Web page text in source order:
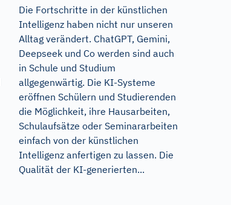
Die Fortschritte in der künstlichen
Intelligenz haben nicht nur unseren
Alltag verändert. ChatGPT, Gemini,
Deepseek und Co werden sind auch
in Schule und Studium
allgegenwärtig. Die KI-Systeme
eröffnen Schülern und Studierenden
die Möglichkeit, ihre Hausarbeiten,
Schulaufsätze oder Seminararbeiten
einfach von der künstlichen
Intelligenz anfertigen zu lassen. Die
Qualität der KI-generierten...